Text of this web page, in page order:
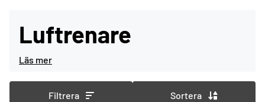
Luftrenare
Filtrera Sortera